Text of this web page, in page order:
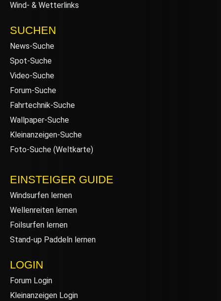
Wind- & Wetterlinks
SUCHEN
News-Suche
Spot-Suche
Video-Suche
Forum-Suche
Fahrtechnik-Suche
Wallpaper-Suche
Kleinanzeigen-Suche
Foto-Suche (Weltkarte)
EINSTEIGER GUIDE
Windsurfen lernen
Wellenreiten lernen
Foilsurfen lernen
Stand-up Paddeln lernen
LOGIN
Forum Login
Kleinanzeigen Login